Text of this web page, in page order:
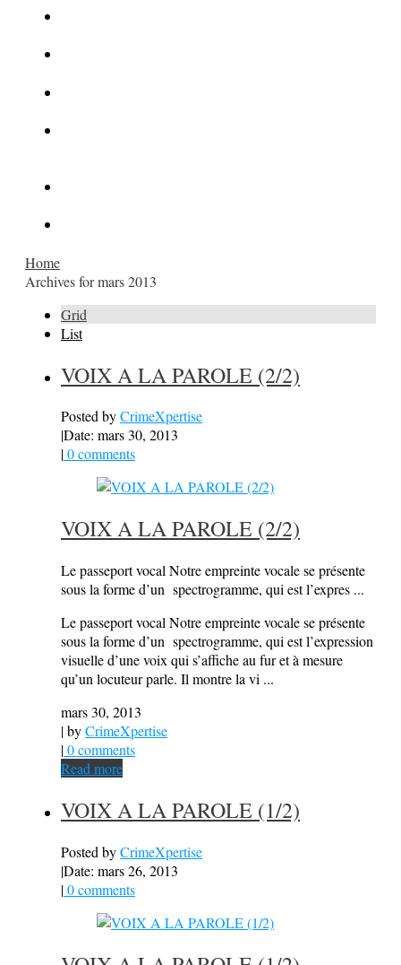
Home
Archives for mars 2013
Grid
List
VOIX A LA PAROLE (2/2)
Posted byCrimeXpertise
|Date: mars 30, 2013
|0 comments
VOIX A LA PAROLE (2/2)
Le passeport vocal Notre empreinte vocale se présente
sous la forme d’un spectrogramme, qui est l’expres ...
Le passeport vocal Notre empreinte vocale se présente
sous la forme d’un spectrogramme, qui est l’expression
visuelle d’une voix qui s’affiche au fur et à mesure
qu’un locuteur parle. Il montre la vi ...
mars 30, 2013
| byCrimeXpertise
|0 comments
Read more
VOIX A LA PAROLE (1/2)
Posted byCrimeXpertise
|Date: mars 26, 2013
|0 comments